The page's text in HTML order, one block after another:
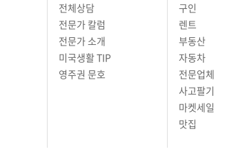
전체상담
전문가 칼럼
전문가 소개
미국생활 TIP
영주권 문호
구인
렌트
부동산
자동차
전문업체
사고팔기
마켓세일
맛집